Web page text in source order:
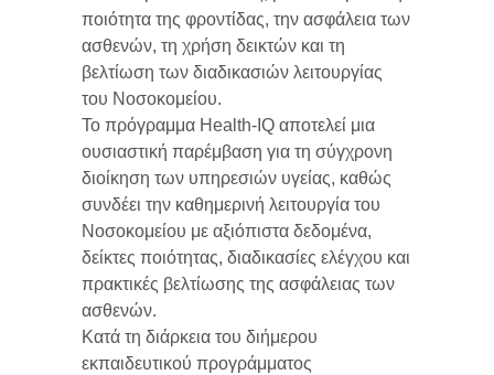
ποιότητα της φροντίδας, την ασφάλεια των
ασθενών, τη χρήση δεικτών και τη
βελτίωση των διαδικασιών λειτουργίας
του Νοσοκομείου.
Το πρόγραμμα Health-IQ αποτελεί μια
ουσιαστική παρέμβαση για τη σύγχρονη
διοίκηση των υπηρεσιών υγείας, καθώς
συνδέει την καθημερινή λειτουργία του
Νοσοκομείου με αξιόπιστα δεδομένα,
δείκτες ποιότητας, διαδικασίες ελέγχου και
πρακτικές βελτίωσης της ασφάλειας των
ασθενών.
Κατά τη διάρκεια του διήμερου
εκπαιδευτικού προγράμματος